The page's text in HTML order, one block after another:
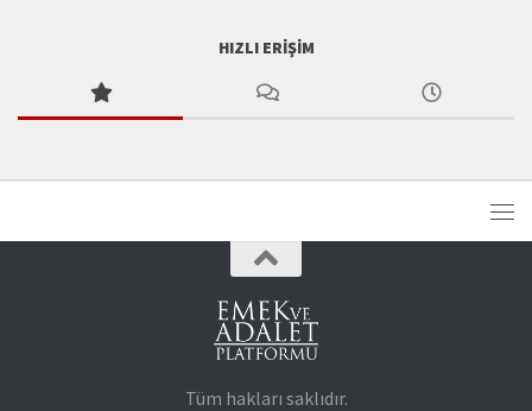
HIZLI ERIŞIM
Tüm hakları saklıdır.